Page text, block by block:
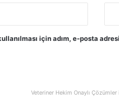
için adım, e-posta
Veteriner Hekim Onaylı Çözümler